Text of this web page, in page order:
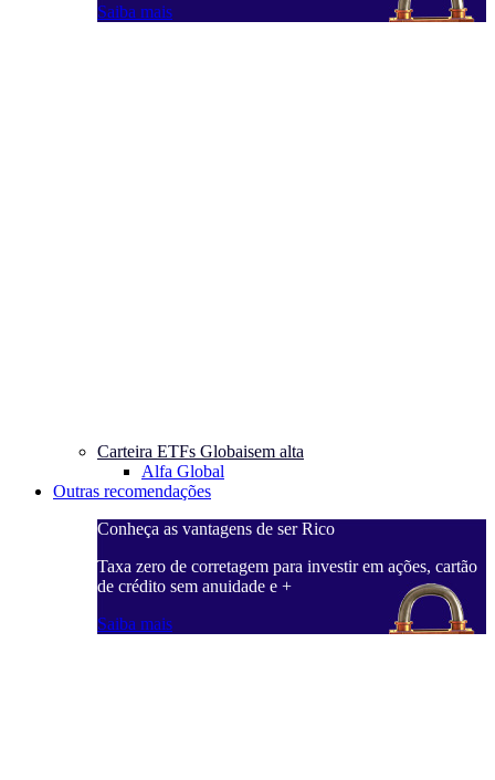
Saiba mais
Carteira ETFs Globaisem alta
Alfa Global
Outras recomendações
Conheça as vantagens de ser Rico
Taxa zero de corretagem para investir em ações, cartão
de crédito sem anuidade e +
Saiba mais